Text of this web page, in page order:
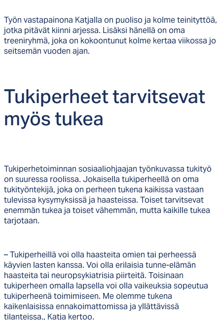
Työn vastapainona Katjalla on puoliso ja kolme teinityttöä,
jotka pitävät kiinni arjessa. Lisäksi hänellä on oma
treeniryhmä, joka on kokoontunut kolme kertaa viikossa jo
seitsemän vuoden ajan.
Tu­ki­per­heet tar­vit­se­vat
myös tu­kea
Tukiperhetoiminnan sosiaaliohjaajan työnkuvassa tukityö
on suuressa roolissa. Jokaisella tukiperheellä on oma
tukityöntekijä, joka on perheen tukena kaikissa vastaan
tulevissa kysymyksissä ja haasteissa. Toiset tarvitsevat
enemmän tukea ja toiset vähemmän, mutta kaikille tukea
tarjotaan.
– Tukiperheillä voi olla haasteita omien tai perheessä
käyvien lasten kanssa. Voi olla erilaisia tunne-elämän
haasteita tai neuropsykiatrisia piirteitä. Toisinaan
tukiperheen omalla lapsella voi olla vaikeuksia sopeutua
tukiperheenä toimimiseen. Me olemme tukena
kaikenlaisissa ennakoimattomissa ja yllättävissä
tilanteissa., Katja kertoo.